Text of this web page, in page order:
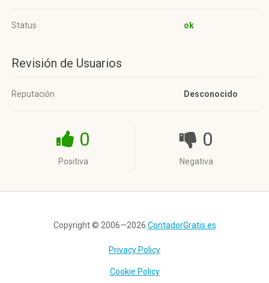
Status ok
Revisión de Usuarios
Reputación Desconocido
0
Positiva
0
Negativa
Copyright © 2006—2026 ContadorGratis.es
Privacy Policy
Cookie Policy